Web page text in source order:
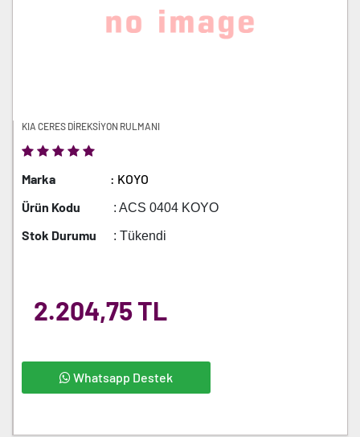
KIA CERES DİREKSİYON RULMANI
Marka
: KOYO
Ürün Kodu
: ACS 0404 KOYO
Stok Durumu : Tükendi
2.204,75 TL
Whatsapp Destek